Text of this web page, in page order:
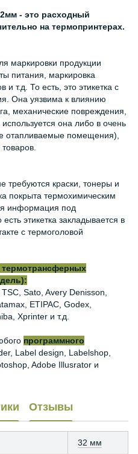
- это расходный
на термопринтерах.
маркировки продукции
питания, маркировка
и т.д. То есть, это этикетка с
Она уязвима к влиянию
механические повреждения,
она либо в очень
отапливаемые помещения),
требуются краски, тонеры и
покрыта термохимическим
информация под
этикетка закладывается в
с термоголовой
Sato, Avery Denisson,
ETIPAC, Godex,
Xprinter и т.д.
программного
Label design, Labelshop,
Adobe Illusrator и
Отзывы
32 мм